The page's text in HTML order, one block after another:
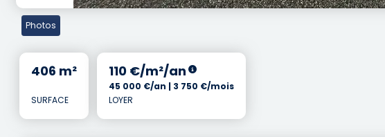
Photos
406 m²
SURFACE
110 €/m²/an
45 000 €/an | 3 750 €/mois
LOYER